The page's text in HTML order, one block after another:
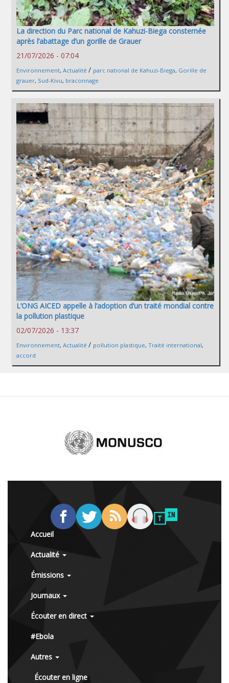
La direction du Parc national de Kahuzi-Biega consternée
après l’abattage d’un gorille de Grauer
21/07/2026 - 07:04
Environnement, Actualité / parc national de Kahuzi-Biega, Gorille de
grauer, Sud-Kivu, braconnage
L’ONG AICED appelle à l’adoption d’un traité mondial contre
la pollution plastique
02/07/2026 - 13:37
Environnement, Actualité / pollution plastique, Traité international,
accord
Accueil
Actualité
Émissions
Journaux
Écouter en direct
#Ebola
Autres
Écouter en ligne